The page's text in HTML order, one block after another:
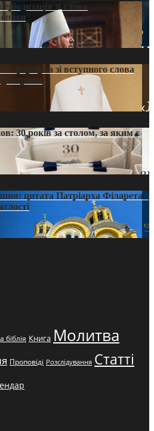
зі слова
формула зі вступного слова
30 років за столом, за яким є
цитата Патріарха Філарета з
біблія Книга Молитва
Проповіді Розслідування Статті